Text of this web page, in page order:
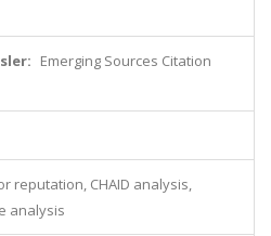
Emerging Sources Citation
reputation, CHAID analysis,
analysis